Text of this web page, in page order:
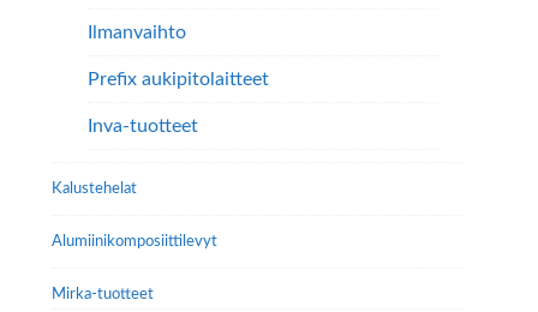
Ilmanvaihto
Prefix aukipitolaitteet
Inva-tuotteet
Kalustehelat
Alumiini­komposiitti­levyt
Mirka-tuotteet